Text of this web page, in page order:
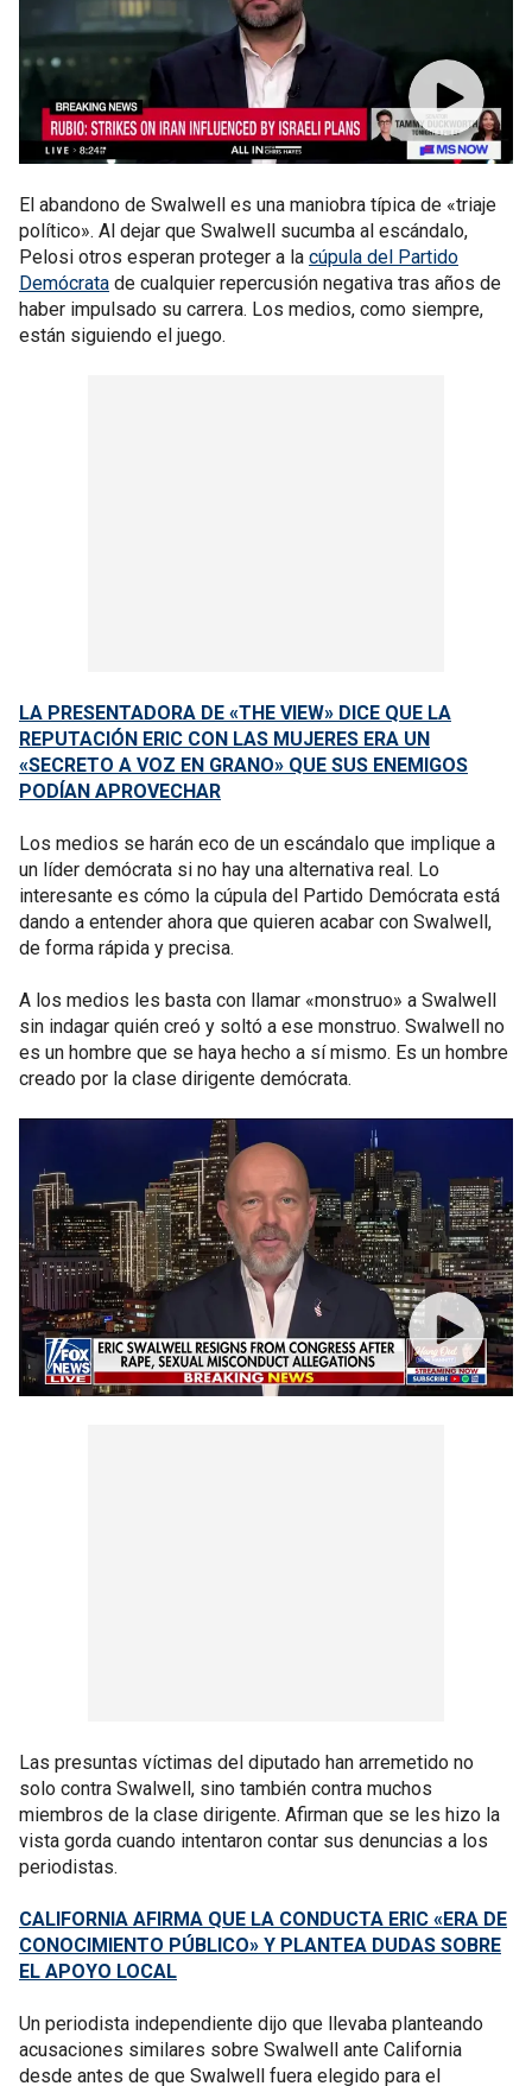
El abandono de Swalwell es una maniobra típica de «triaje
político». Al dejar que Swalwell sucumba al escándalo,
Pelosi otros esperan proteger a la cúpula del Partido
Demócrata de cualquier repercusión negativa tras años de
haber impulsado su carrera. Los medios, como siempre,
están siguiendo el juego.
LA PRESENTADORA DE «THE VIEW» DICE QUE LA
REPUTACIÓN ERIC CON LAS MUJERES ERA UN
«SECRETO A VOZ EN GRANO» QUE SUS ENEMIGOS
PODÍAN APROVECHAR
Los medios se harán eco de un escándalo que implique a
un líder demócrata si no hay una alternativa real. Lo
interesante es cómo la cúpula del Partido Demócrata está
dando a entender ahora que quieren acabar con Swalwell,
de forma rápida y precisa.
A los medios les basta con llamar «monstruo» a Swalwell
sin indagar quién creó y soltó a ese monstruo. Swalwell no
es un hombre que se haya hecho a sí mismo. Es un hombre
creado por la clase dirigente demócrata.
Las presuntas víctimas del diputado han arremetido no
solo contra Swalwell, sino también contra muchos
miembros de la clase dirigente. Afirman que se les hizo la
vista gorda cuando intentaron contar sus denuncias a los
periodistas.
CALIFORNIA AFIRMA QUE LA CONDUCTA ERIC «ERA DE
CONOCIMIENTO PÚBLICO» Y PLANTEA DUDAS SOBRE
EL APOYO LOCAL
Un periodista independiente dijo que llevaba planteando
acusaciones similares sobre Swalwell ante California
desde antes de que Swalwell fuera elegido para el